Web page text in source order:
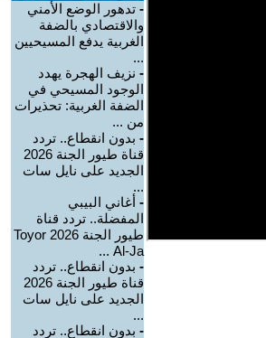
- تدهور الوضع الأمني
والاقتصادي بالضفة
الغربية يدفع المسيحيين
...
- نزيف الهجرة يهدد
الوجود المسيحي في
الضفة الغربية: تحذيرات
من ...
- بدون انقطاع.. تردد
قناة طيور الجنة 2026
الجديد على نايل سات
...
- أغاني البيبي
المفضلة.. تردد قناة
طيور الجنة 2026 Toyor
Al-Ja ...
- بدون انقطاع.. تردد
قناة طيور الجنة 2026
الجديد على نايل سات
...
- بدون انقطاع.. تردد